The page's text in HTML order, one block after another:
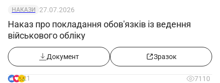
НАКАЗИ 27.07.2026
Наказ про покладання обов'язків із ведення
військового обліку
Документ Зразок
21
7110